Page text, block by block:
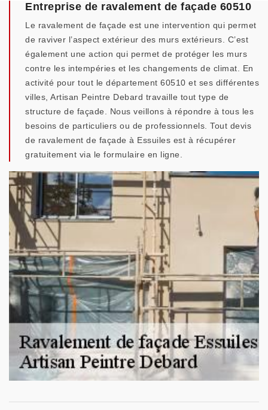
Entreprise de ravalement de façade 60510
Le ravalement de façade est une intervention qui permet
de raviver l’aspect extérieur des murs extérieurs. C’est
également une action qui permet de protéger les murs
contre les intempéries et les changements de climat. En
activité pour tout le département 60510 et ses différentes
villes, Artisan Peintre Debard travaille tout type de
structure de façade. Nous veillons à répondre à tous les
besoins de particuliers ou de professionnels. Tout devis
de ravalement de façade à Essuiles est à récupérer
gratuitement via le formulaire en ligne.